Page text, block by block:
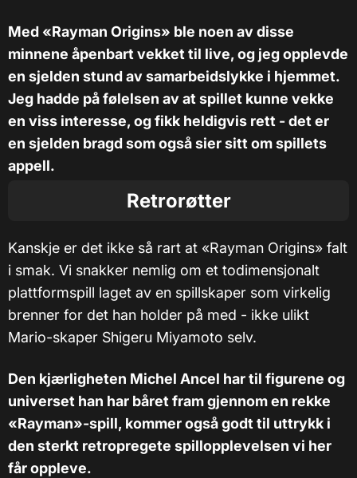
Med «Rayman Origins» ble noen av disse
minnene åpenbart vekket til live, og jeg opplevde
en sjelden stund av samarbeidslykke i hjemmet.
Jeg hadde på følelsen av at spillet kunne vekke
en viss interesse, og fikk heldigvis rett - det er
en sjelden bragd som også sier sitt om spillets
appell.
Retrorøtter
Kanskje er det ikke så rart at «Rayman Origins» falt
i smak. Vi snakker nemlig om et todimensjonalt
plattformspill laget av en spillskaper som virkelig
brenner for det han holder på med - ikke ulikt
Mario-skaper Shigeru Miyamoto selv.
Den kjærligheten Michel Ancel har til figurene og
universet han har båret fram gjennom en rekke
«Rayman»-spill, kommer også godt til uttrykk i
den sterkt retropregete spillopplevelsen vi her
får oppleve.